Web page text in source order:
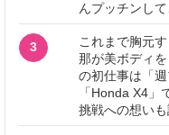
んプッチンし
3
これまで胸元
那が美ボディ
の初仕事は「
「Honda X4
挑戦への想い